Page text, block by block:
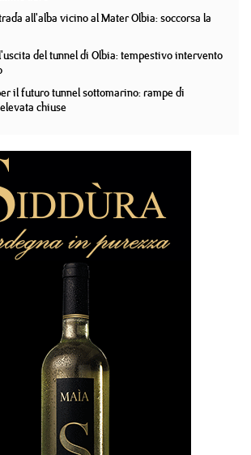
all'alba vicino al Mater Olbia: soccorsa la
del tunnel di Olbia: tempestivo intervento
il futuro tunnel sottomarino: rampe di
chiuse